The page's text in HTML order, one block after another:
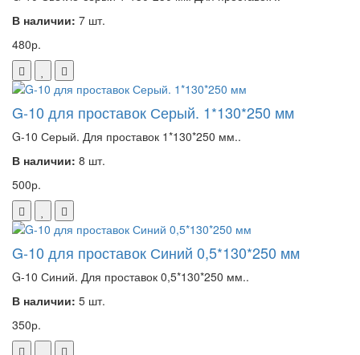
В наличии: 7 шт.
480р.
G-10 для проставок Серый. 1*130*250 мм
G-10 Серый. Для проставок 1*130*250 мм..
В наличии: 8 шт.
500р.
G-10 для проставок Синий 0,5*130*250 мм
G-10 Синий. Для проставок 0,5*130*250 мм..
В наличии: 5 шт.
350р.